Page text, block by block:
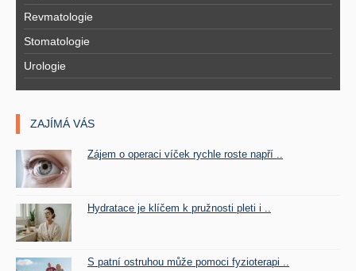
Revmatologie
Stomatologie
Urologie
ZAJÍMÁ VÁS
Zájem o operaci víček rychle roste napří ..
Hydratace je klíčem k pružnosti pleti i ..
S patní ostruhou může pomoci fyzioterapi ..